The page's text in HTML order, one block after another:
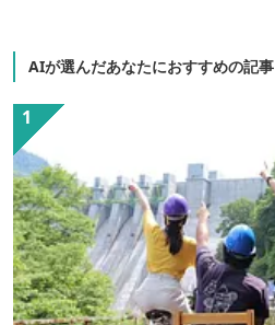
AIが選んだあなたにおすすめの記事